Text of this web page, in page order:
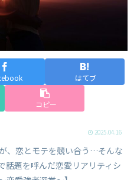
はてブ
コピー
2025.04.16
、恋とモテを競い合う…そんな
話題を呼んだ恋愛リアリティシ